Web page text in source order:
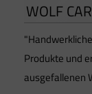
WOLF
Produkte und
ausgefallenen